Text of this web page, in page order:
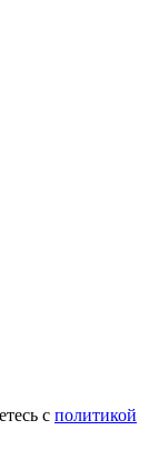
с политикой